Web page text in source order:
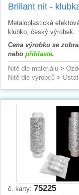
Brillant nit -
Metaloplastická
klubko, český výrobek.
Cena výrobku se
nebo přihlaste.
Nitě dle materiálu >
Nitě dle výrobců >
č. karty: 75225